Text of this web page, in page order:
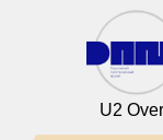
U2